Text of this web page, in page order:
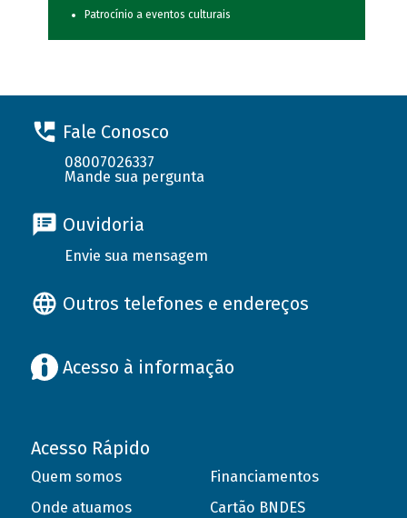
Patrocínio a eventos culturais
Fale Conosco
08007026337
Mande sua pergunta
Ouvidoria
Envie sua mensagem
Outros telefones e endereços
Acesso à informação
Acesso Rápido
Quem somos
Onde atuamos
Financiamentos
Cartão BNDES